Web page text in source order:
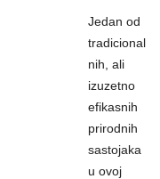
Jedan od
tradicional
nih, ali
izuzetno
efikasnih
prirodnih
sastojaka
u ovoj